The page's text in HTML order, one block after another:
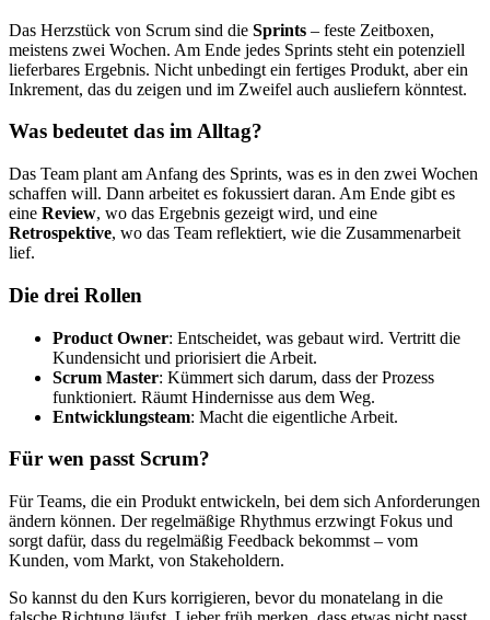
Das Herzstück von Scrum sind die Sprints – feste Zeitboxen,
meistens zwei Wochen. Am Ende jedes Sprints steht ein potenziell
lieferbares Ergebnis. Nicht unbedingt ein fertiges Produkt, aber ein
Inkrement, das du zeigen und im Zweifel auch ausliefern könntest.
Was bedeutet das im Alltag?
Das Team plant am Anfang des Sprints, was es in den zwei Wochen
schaffen will. Dann arbeitet es fokussiert daran. Am Ende gibt es
eine Review, wo das Ergebnis gezeigt wird, und eine
Retrospektive, wo das Team reflektiert, wie die Zusammenarbeit
lief.
Die drei Rollen
Product Owner: Entscheidet, was gebaut wird. Vertritt die
Kundensicht und priorisiert die Arbeit.
Scrum Master: Kümmert sich darum, dass der Prozess
funktioniert. Räumt Hindernisse aus dem Weg.
Entwicklungsteam: Macht die eigentliche Arbeit.
Für wen passt Scrum?
Für Teams, die ein Produkt entwickeln, bei dem sich Anforderungen
ändern können. Der regelmäßige Rhythmus erzwingt Fokus und
sorgt dafür, dass du regelmäßig Feedback bekommst – vom
Kunden, vom Markt, von Stakeholdern.
So kannst du den Kurs korrigieren, bevor du monatelang in die